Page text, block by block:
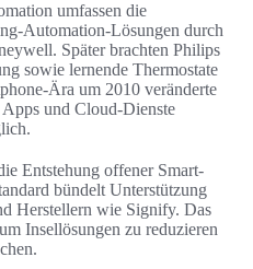
umfassen die
Automation-Lösungen durch
Später brachten Philips
sowie lernende Thermostate
Ära um 2010 veränderte
und Cloud-Dienste
Entstehung offener Smart-
bündelt Unterstützung
Herstellern wie Signify. Das
Insellösungen zu reduzieren